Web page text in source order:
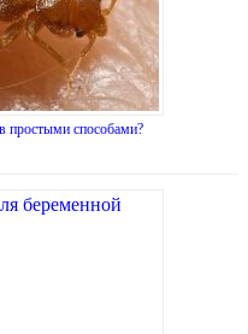
простыми способами?